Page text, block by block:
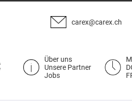
carex@carex.ch
Über uns
Unsere Partner
Jobs